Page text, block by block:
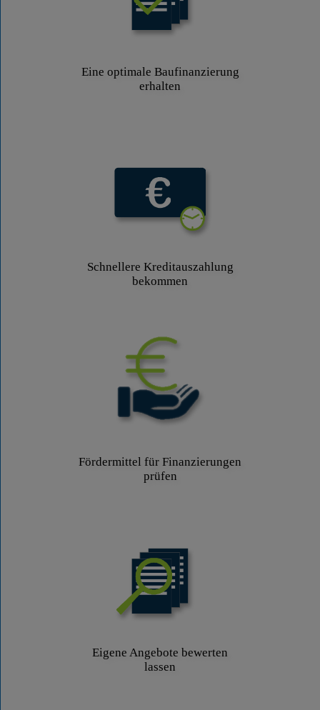
Eine optimale Baufinanzierung
erhalten
Schnellere Kreditauszahlung
bekommen
Fördermittel für Finanzierungen
prüfen
Eigene Angebote bewerten
lassen